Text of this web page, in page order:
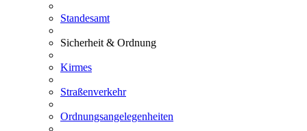
Standesamt
Sicherheit & Ordnung
Kirmes
Straßenverkehr
Ordnungsangelegenheiten